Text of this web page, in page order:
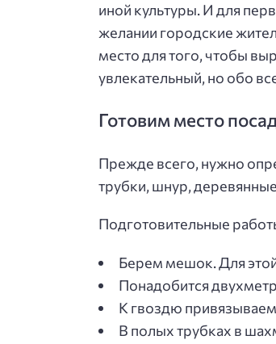
иной культуры. И для
желании городские
место для того, чтобы
увлекательный, но обо
Готовим место
Прежде всего, нужно
трубки, шнур,
Подготовительные
Берем мешок. Для
Понадобится
К гвоздю
В полых трубках в